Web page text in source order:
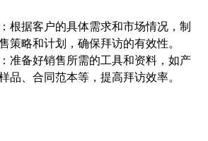
根据客户的具体需求和市场情况，制
策略和计划，确保拜访的有效性。
：准备好销售所需的工具和资料，如产
品、合同范本等，提高拜访效率。